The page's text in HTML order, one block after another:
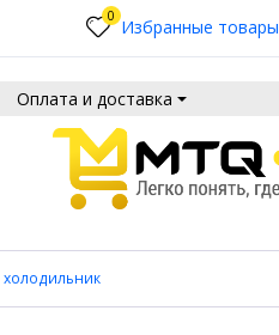
0 Избранные товары
Оплата и доставка
холодильник